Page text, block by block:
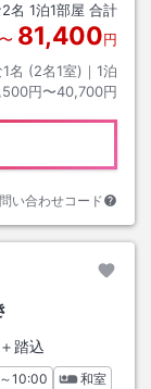
2名 1泊1部屋 合計
〜 81,400円
名 (2名1室)｜ 1泊
円〜40,700円
い合わせコード
踏込
チェックアウト
～10:00
和室